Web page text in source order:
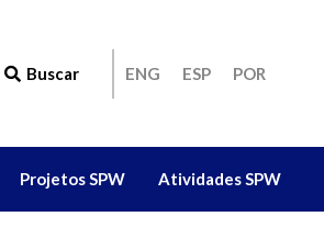
Buscar ENG ESP POR
Projetos SPW Atividades SPW